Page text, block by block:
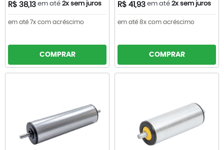
R$ 38,13 em até 2x sem juros
em até 7x com acréscimo
COMPRAR
R$ 41,93 em até 2x sem juros
em até 8x com acréscimo
COMPRAR